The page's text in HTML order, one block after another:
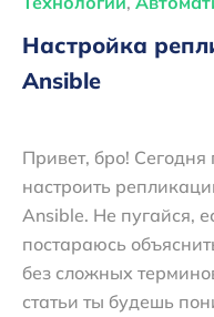
Настройка
Ansible
Привет, бро! Сегодня
настроить
Ansible. Не пугайся,
постараюсь
без сложных
статьи ты будешь